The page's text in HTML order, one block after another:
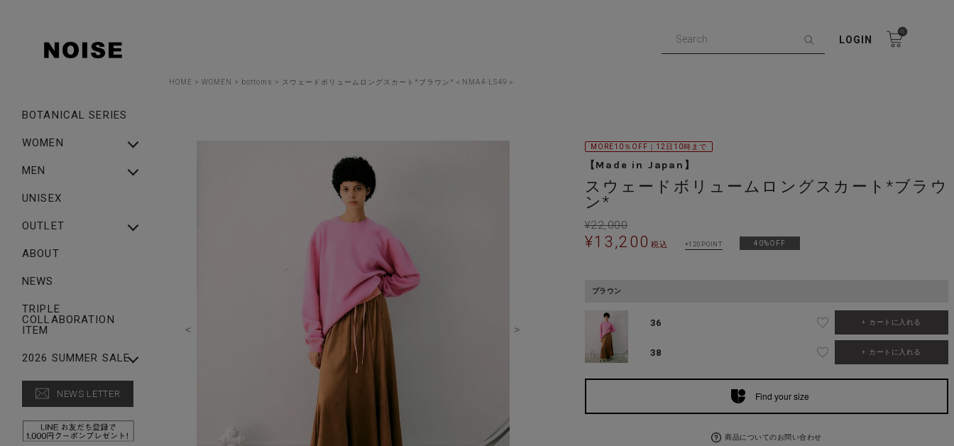
BOTANICAL SERIES
WOMEN
NEW ARRIVAL
WOMEN ALL ITEM
ONEPIECE
OUTER・COAT
SHOES
LEG WEAR
CAP
SALE【WOMEN】
MEN
NEW ARRIVAL
MEN ALL ITEM
OUTER・COAT
CAP
FASHION GOODS
SALE【MEN】
UNISEX
OUTLET
OUTLET_WOMEN
OUTLET_MEN
ABOUT
NEWS
TRIPLE
COLLABORATION
ITEM
2026 SUMMER SALE
【WOMEN】SUMMER
SALE
SALE
NEWS LETTER
LOGIN
0
HOME WOMEN bottoms スウェードボリュームロングスカート*ブラウン*＜NMA4-LS49＞
MORE10％OFF｜12日10時まで
【Made in Japan】
スウェードボリュームロングスカート*ブラウ
ン*
¥22,000
¥13,200 税込 120 40%OFF
ブラウン
36 カートに入れる
38 カートに入れる
Find your size
商品についてのお問い合わせ